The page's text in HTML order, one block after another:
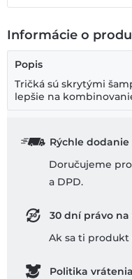
Informácie o
Popis
Tričká sú skrytými
lepšie na
Rýchle dodanie
Doručujeme
a DPD.
30 dní právo
Ak sa ti produkt
Politika